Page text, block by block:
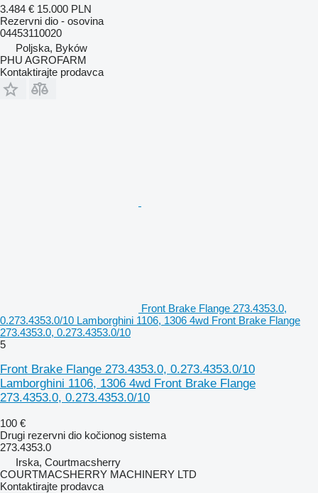
3.484 € 15.000 PLN
Rezervni dio - osovina
04453110020
Poljska, Byków
PHU AGROFARM
Kontaktirajte prodavca
Front Brake Flange 273.4353.0,
0.273.4353.0/10 Lamborghini 1106, 1306 4wd Front Brake Flange
273.4353.0, 0.273.4353.0/10
5
Front Brake Flange 273.4353.0, 0.273.4353.0/10
Lamborghini 1106, 1306 4wd Front Brake Flange
273.4353.0, 0.273.4353.0/10
100 €
Drugi rezervni dio kočionog sistema
273.4353.0
Irska, Courtmacsherry
COURTMACSHERRY MACHINERY LTD
Kontaktirajte prodavca